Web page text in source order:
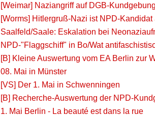
[Weimar] Naziangriff auf DGB-
[Worms] Hitlergruß-Nazi ist NPD-
Saalfeld/Saale: Eskalation bei
NPD-"Flaggschiff" in Bo/Wat
[B] Kleine Auswertung vom EA Berlin zur
08. Mai in Münster
[VS] Der 1. Mai in Schwenningen
[B] Recherche-Auswertung der NPD-
1. Mai Berlin - La beauté est dans la rue